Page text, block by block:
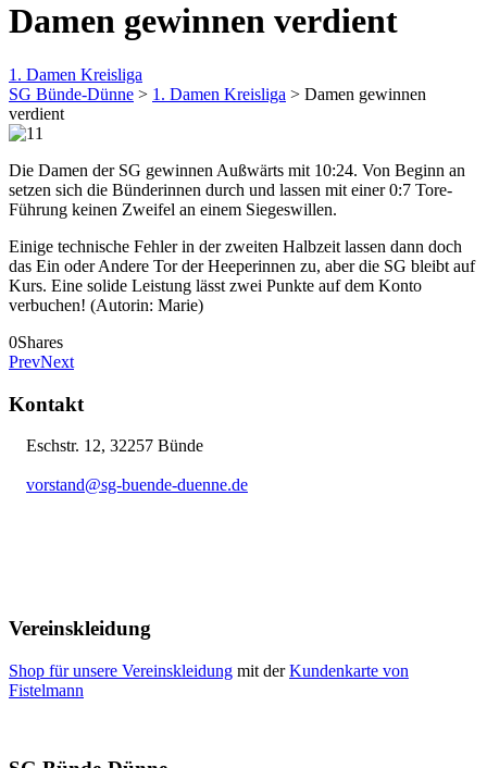
Damen gewinnen verdient
1. Damen Kreisliga
SG Bünde-Dünne > 1. Damen Kreisliga > Damen gewinnen
verdient
Die Damen der SG gewinnen Außwärts mit 10:24. Von Beginn an
setzen sich die Bünderinnen durch und lassen mit einer 0:7 Tore-
Führung keinen Zweifel an einem Siegeswillen.
Einige technische Fehler in der zweiten Halbzeit lassen dann doch
das Ein oder Andere Tor der Heeperinnen zu, aber die SG bleibt auf
Kurs. Eine solide Leistung lässt zwei Punkte auf dem Konto
verbuchen! (Autorin: Marie)
0Shares
PrevNext
Kontakt
Eschstr. 12, 32257 Bünde
vorstand@sg-buende-duenne.de
Vereinskleidung
Shop für unsere Vereinskleidung mit derKundenkarte von
Fistelmann